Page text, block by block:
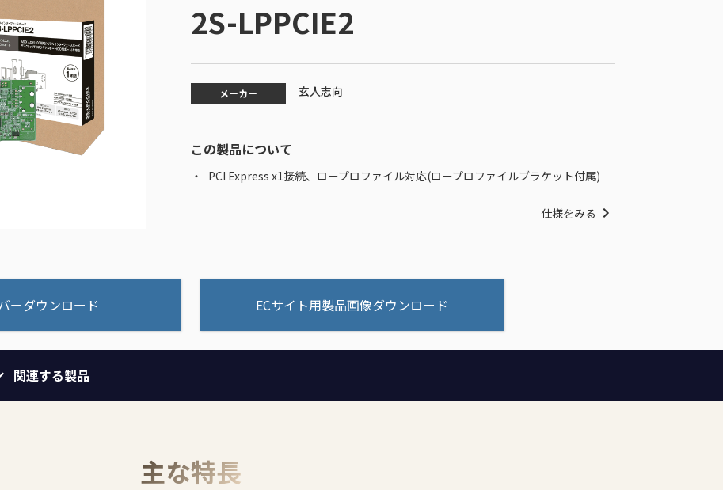
2S-LPPCIE2
メーカー 玄人志向
この製品について
PCI Express x1接続、ロープロファイル対応(ロープロファイルブラケット付属)
仕様をみる
ーダウンロード ECサイト用製品画像ダウンロード
関連する製品
主な特長